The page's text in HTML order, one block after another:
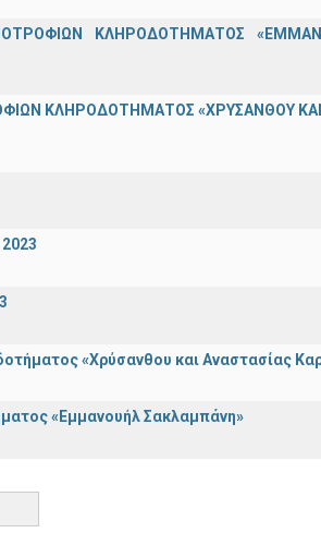
ΚΛΗΡΟΔΟΤΗΜΑΤΟΣ
ΚΛΗΡΟΔΟΤΗΜΑΤΟΣ «ΧΡΥΣΑΝΘΟΥ ΚΑΙ
«Χρύσανθου και Αναστασίας
«Εμμανουήλ Σακλαμπάνη»